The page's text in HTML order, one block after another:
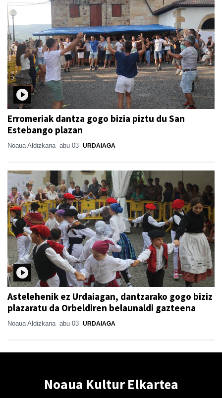
Erromeriak dantza gogo bizia piztu du San
Estebango plazan
Noaua Aldizkaria abu 03 URDAIAGA
Astelehenik ez Urdaiagan, dantzarako gogo biziz
plazaratu da Orbeldiren belaunaldi gazteena
Noaua Aldizkaria abu 03 URDAIAGA
Noaua Kultur Elkartea